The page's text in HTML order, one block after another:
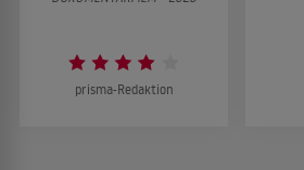
prisma-Redaktion